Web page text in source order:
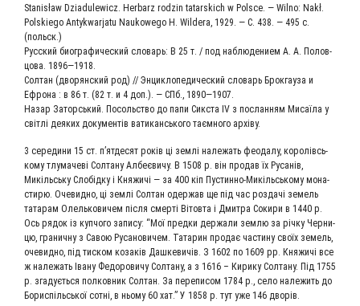
Stanisław Dziadulewicz. Herbarz rodzin tatarskich w Polsce. — Wilno: Nakł.
Polskiego Antykwarjatu Naukowego H. Wildera, 1929. — С. 438. — 495 с.
(польск.)
Рус­ский био­гра­фи­че­ский сло­варь: В 25 т. / под наблю­де­ни­ем А. А. Полов­
цо­ва. 1896—1918.
Сол­тан (дво­рян­ский род) // Энцик­ло­пе­ди­че­ский сло­варь Брок­гау­за и
Ефро­на : в 86 т. (82 т. и 4 доп.). — СПб., 1890—1907.
Назар Заторсь­кий. Посоль­ство до папи Сикс­та ІV з послан­ням Мисаї­ла у
світ­лі дея­ких доку­мен­тів вати­кансь­ко­го таєм­но­го архіву.
3 сере­ди­ни 15 ст. п’ятдесят років ці зем­лі нале­жать фео­да­лу, королівсь­
ко­му тлу­ма­чеві Сол­та­ну Албеєви­чу. В 1508 р. він про­дав їх Русанів,
Микільсь­ку Слобід­ку і Кня­жи­чі — за 400 кіп Пустин­но-Микільсь­ко­му мона­
сти­рю. Оче­вид­но, ці зем­лі Сол­тан одер­жав ще під час роз­да­чі земель
тата­рам Олель­ко­ви­чем піс­ля смер­ті Віто­вта і Дмит­ра Соки­ри в 1440 р.
Ось рядок із куп­чо­го запи­су: “Мої пред­ки дер­жа­ли зем­лю за річ­ку Чер­ни­
цю, гра­нич­ну з Савою Руса­но­ви­чем. Тата­рин про­дає части­ну своїх земель,
оче­вид­но, під тис­ком коза­ків Даш­ке­ви­чів. З 1602 по 1609 рр. Кня­жи­чі все
ж нале­жать Іва­ну Федо­ро­ви­чу Сол­та­ну, а з 1616 – Кири­ку Сол­та­ну. Під 1755
р. зга­дуєть­ся пол­ков­ник Сол­тан. За пере­пи­сом 1784 р., село нале­жить до
Бор­и­спільсь­кої сот­ні, в ньо­му 60 хат.” У 1858 р. тут уже 146 дворів.